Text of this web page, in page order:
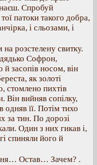
Спробуй
патоки такого добра,
і сльозами, і
розстелену свитку.
Софрон,
засопів носом, він
як золоті
стомлено пихтів
Він вийняв сопілку,
одняв її. Потім тихо
за тин. По дорозі
Один з них гикав і,
спиняли його й
Остав… Зачем? .